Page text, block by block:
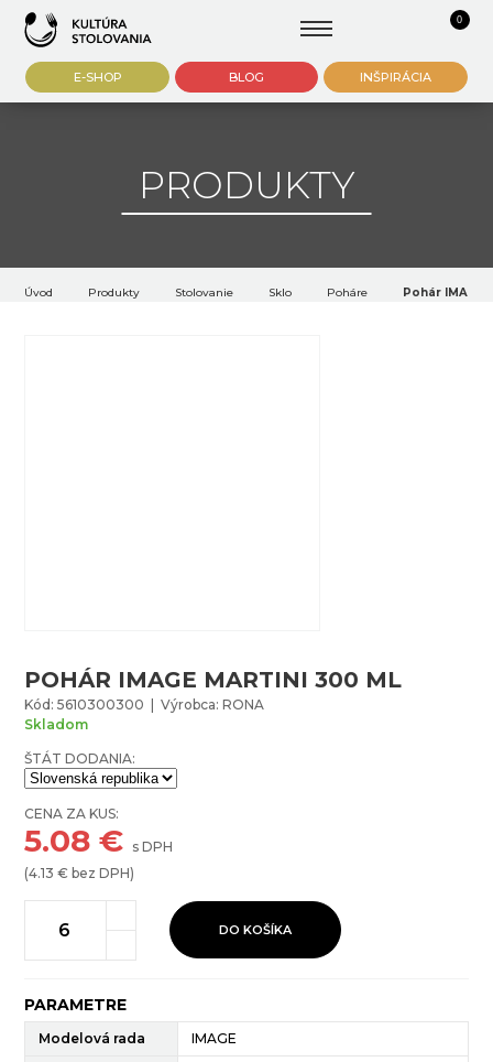
0
E-SHOP BLOG INŠPIRÁCIA
PRODUKTY
Úvod Produkty Stolovanie Sklo Poháre Pohár IMAGE
POHÁR IMAGE MARTINI 300 ML
Kód: 5610300300 | Výrobca: RONA
Skladom
ŠTÁT DODANIA:
CENA ZA KUS:
5.08 € s DPH
(4.13 € bez DPH)
DO KOŠÍKA
PARAMETRE
Modelová rada IMAGE